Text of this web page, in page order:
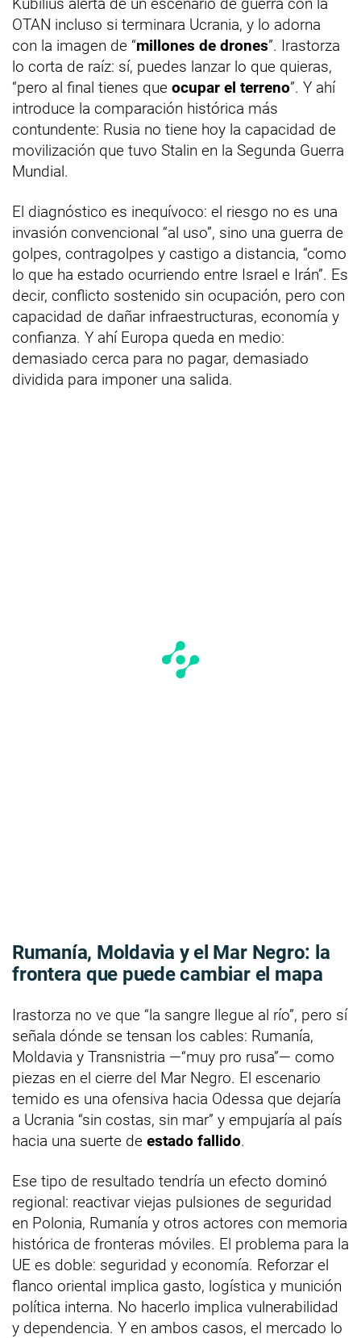
OTAN incluso si terminara Ucrania, y lo adorna
con la imagen de “millones de drones”. Irastorza
lo corta de raíz: sí, puedes lanzar lo que quieras,
“pero al final tienes que ocupar el terreno”. Y ahí
introduce la comparación histórica más
contundente: Rusia no tiene hoy la capacidad de
movilización que tuvo Stalin en la Segunda Guerra
Mundial.
El diagnóstico es inequívoco: el riesgo no es una
invasión convencional “al uso”, sino una guerra de
golpes, contragolpes y castigo a distancia, “como
lo que ha estado ocurriendo entre Israel e Irán”. Es
decir, conflicto sostenido sin ocupación, pero con
capacidad de dañar infraestructuras, economía y
confianza. Y ahí Europa queda en medio:
demasiado cerca para no pagar, demasiado
dividida para imponer una salida.
Rumanía, Moldavia y el Mar Negro: la
frontera que puede cambiar el mapa
Irastorza no ve que “la sangre llegue al río”, pero sí
señala dónde se tensan los cables: Rumanía,
Moldavia y Transnistria —“muy pro rusa”— como
piezas en el cierre del Mar Negro. El escenario
temido es una ofensiva hacia Odessa que dejaría
a Ucrania “sin costas, sin mar” y empujaría al país
hacia una suerte de estado fallido.
Ese tipo de resultado tendría un efecto dominó
regional: reactivar viejas pulsiones de seguridad
en Polonia, Rumanía y otros actores con memoria
histórica de fronteras móviles. El problema para la
UE es doble: seguridad y economía. Reforzar el
flanco oriental implica gasto, logística y munición
política interna. No hacerlo implica vulnerabilidad
y dependencia. Y en ambos casos, el mercado lo